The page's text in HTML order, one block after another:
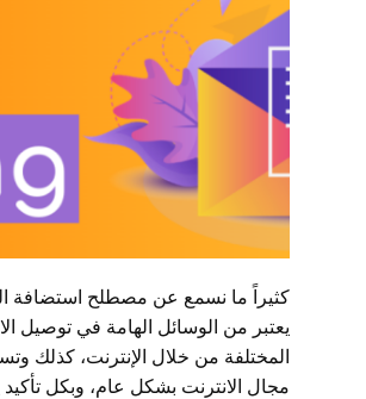
كثيراً ما نسمع عن مصطلح استضافة
يعتبر من الوسائل الهامة في توصيل
المختلفة من خلال الإنترنت، كذلك
مجال الانترنت بشكل عام، وبكل تأكيد